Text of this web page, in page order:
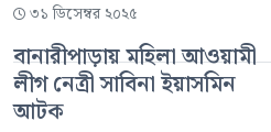
৩১ ডিসেম্বর ২০২৫
বানারীপাড়ায় মহিলা আওয়ামী
লীগ নেত্রী সাবিনা ইয়াসমিন
আটক